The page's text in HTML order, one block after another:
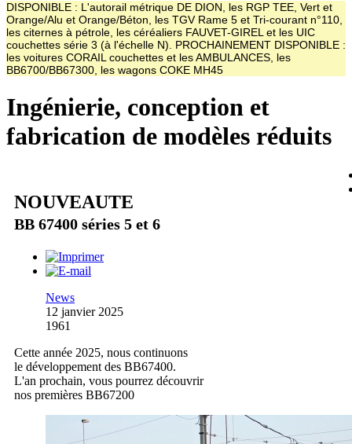
DISPONIBLE : L'autorail métrique DE DION, les RGP TEE, Vert et
Orange/Alu et Orange/Béton, les TGV Rame 5 et Tri-courant n°110,
les citernes à pétrole, les céréaliers FAUVET-GIREL et les UIC
couchettes série 3 (à l'échelle N). PROCHAINEMENT DISPONIBLE :
les voitures CORAIL couchettes et les AMBULANCES, les
BB6700/BB67300, les wagons COKE MH45
Ingénierie, conception et
fabrication de modèles réduits
NOUVEAUTE
BB 67400 séries 5 et 6
News
12 janvier 2025
1961
Cette année 2025, nous continuons
le développement des BB67400.
L'an prochain, vous pourrez découvrir
nos premières BB67200